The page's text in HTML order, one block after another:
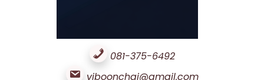
081-375-6492
viboonchai@gmail.com